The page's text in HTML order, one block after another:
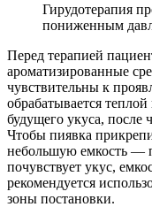
Гирудотерапия
пониженным
Перед терапией
ароматизированные
чувствительны к
обрабатывается
будущего укуса, после
Чтобы пиявка
небольшую емкость —
почувствует укус,
рекомендуется
зоны постановки.